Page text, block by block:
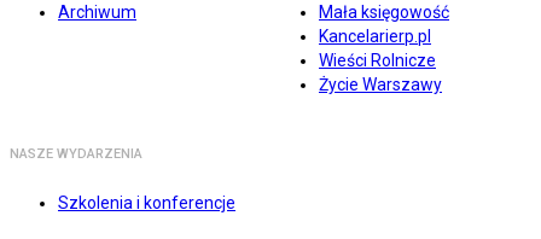
Archiwum
Mała księgowość
Kancelarierp.pl
Wieści Rolnicze
Życie Warszawy
NASZE WYDARZENIA
Szkolenia i konferencje